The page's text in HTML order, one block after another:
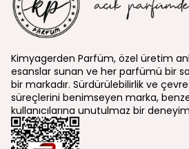
Kimyagerden Parfüm, özel üretim
esanslar sunan ve her parfümü bir
bir markadır. Sürdürülebilirlik ve
süreçlerini benimseyen marka,
kullanıcılarına unutulmaz bir